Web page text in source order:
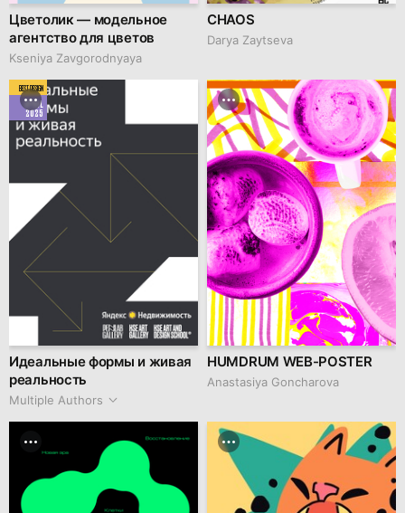
Цветолик — модельное
агентство для цветов
Kseniya Zavgorodnyaya
CHAOS
Darya Zaytseva
BEST DESIGN
APRIL
2025
Идеальные формы и живая
реальность
Multiple Authors
HUMDRUM WEB-POSTER
Anastasiya Goncharova